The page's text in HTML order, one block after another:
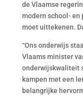
de Vlaamse
modern school-­
moet uittekenen.
“Ons onderwijs
Vlaams minister
onderwijskwaliteit
kampen met een
belangrijke